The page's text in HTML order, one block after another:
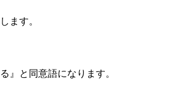
ます。
』と同意語になります。